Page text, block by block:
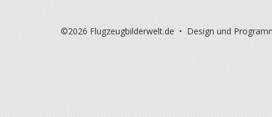
©2026 Flugzeugbilderwelt.de • Design und